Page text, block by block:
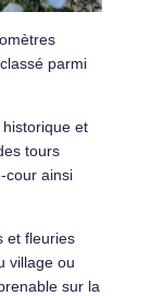
parmi
historique et
tours
cour ainsi
et fleuries
village ou
sur la